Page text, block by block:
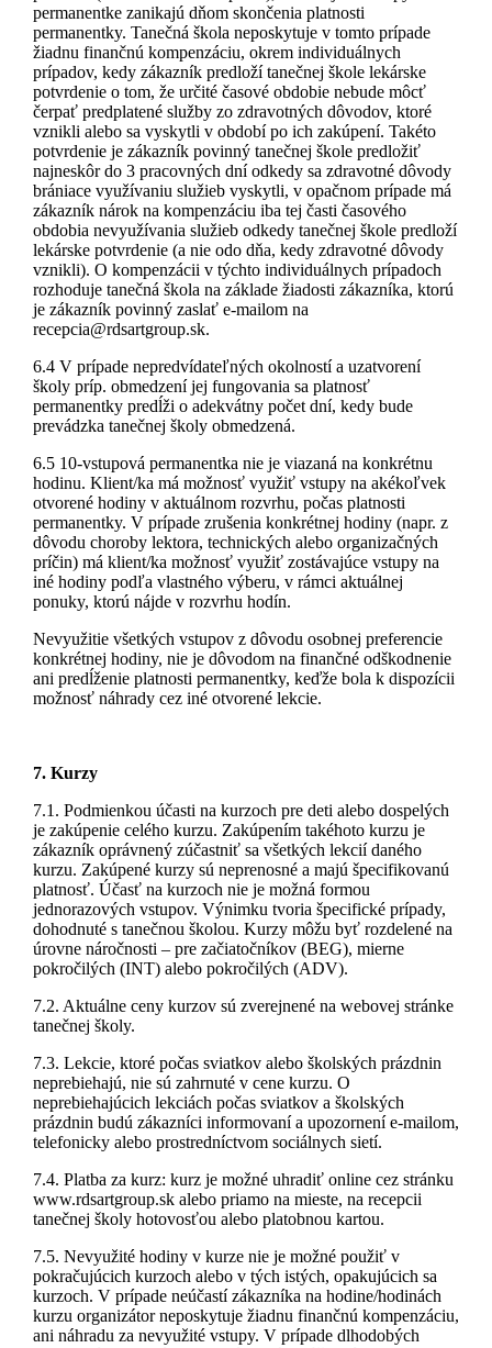
permanentke zanikajú dňom skončenia platnosti
permanentky. Tanečná škola neposkytuje v tomto prípade
žiadnu finančnú kompenzáciu, okrem individuálnych
prípadov, kedy zákazník predloží tanečnej škole lekárske
potvrdenie o tom, že určité časové obdobie nebude môcť
čerpať predplatené služby zo zdravotných dôvodov, ktoré
vznikli alebo sa vyskytli v období po ich zakúpení. Takéto
potvrdenie je zákazník povinný tanečnej škole predložiť
najneskôr do 3 pracovných dní odkedy sa zdravotné dôvody
brániace využívaniu služieb vyskytli, v opačnom prípade má
zákazník nárok na kompenzáciu iba tej časti časového
obdobia nevyužívania služieb odkedy tanečnej škole predloží
lekárske potvrdenie (a nie odo dňa, kedy zdravotné dôvody
vznikli). O kompenzácii v týchto individuálnych prípadoch
rozhoduje tanečná škola na základe žiadosti zákazníka, ktorú
je zákazník povinný zaslať e-mailom na
recepcia@rdsartgroup.sk.
6.4 V prípade nepredvídateľných okolností a uzatvorení
školy príp. obmedzení jej fungovania sa platnosť
permanentky predĺži o adekvátny počet dní, kedy bude
prevádzka tanečnej školy obmedzená.
6.5 10-vstupová permanentka nie je viazaná na konkrétnu
hodinu. Klient/ka má možnosť využiť vstupy na akékoľvek
otvorené hodiny v aktuálnom rozvrhu, počas platnosti
permanentky. V prípade zrušenia konkrétnej hodiny (napr. z
dôvodu choroby lektora, technických alebo organizačných
príčin) má klient/ka možnosť využiť zostávajúce vstupy na
iné hodiny podľa vlastného výberu, v rámci aktuálnej
ponuky, ktorú nájde v rozvrhu hodín.
Nevyužitie všetkých vstupov z dôvodu osobnej preferencie
konkrétnej hodiny, nie je dôvodom na finančné odškodnenie
ani predĺženie platnosti permanentky, keďže bola k dispozícii
možnosť náhrady cez iné otvorené lekcie.
7. Kurzy
7.1. Podmienkou účasti na kurzoch pre deti alebo dospelých
je zakúpenie celého kurzu. Zakúpením takéhoto kurzu je
zákazník oprávnený zúčastniť sa všetkých lekcií daného
kurzu. Zakúpené kurzy sú neprenosné a majú špecifikovanú
platnosť. Účasť na kurzoch nie je možná formou
jednorazových vstupov. Výnimku tvoria špecifické prípady,
dohodnuté s tanečnou školou. Kurzy môžu byť rozdelené na
úrovne náročnosti – pre začiatočníkov (BEG), mierne
pokročilých (INT) alebo pokročilých (ADV).
7.2. Aktuálne ceny kurzov sú zverejnené na webovej stránke
tanečnej školy.
7.3. Lekcie, ktoré počas sviatkov alebo školských prázdnin
neprebiehajú, nie sú zahrnuté v cene kurzu. O
neprebiehajúcich lekciách počas sviatkov a školských
prázdnin budú zákazníci informovaní a upozornení e-mailom,
telefonicky alebo prostredníctvom sociálnych sietí.
7.4. Platba za kurz: kurz je možné uhradiť online cez stránku
www.rdsartgroup.sk alebo priamo na mieste, na recepcii
tanečnej školy hotovosťou alebo platobnou kartou.
7.5. Nevyužité hodiny v kurze nie je možné použiť v
pokračujúcich kurzoch alebo v tých istých, opakujúcich sa
kurzoch. V prípade neúčastí zákazníka na hodine/hodinách
kurzu organizátor neposkytuje žiadnu finančnú kompenzáciu,
ani náhradu za nevyužité vstupy. V prípade dlhodobých